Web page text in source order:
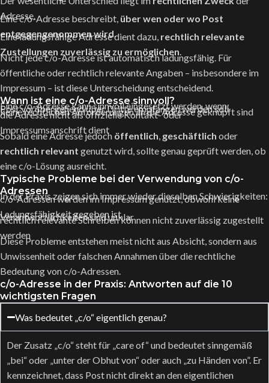
Adresse.
Eine c/o-Adresse beschreibt, über wen oder wo Post
entgegengenommen wird.
Eine ladungsfähige Adresse dient dazu, rechtlich relevante
Zustellungen zuverlässig zu ermöglichen
Nicht jede c/o-Adresse ist automatisch ladungsfähig. Für
öffentliche oder rechtlich relevante Angaben – insbesondere im
Impressum – ist diese Unterscheidung entscheidend.
Wann ist eine c/o-Adresse sinnvoll?
Eine c/o-Adresse kann sinnvoll eingesetzt werden, wenn:
Post vorübergehend über Dritte empfangen werden soll
keine rechtlichen Anforderungen an die Adresse geknüpft sind
die Adresse nicht als offizielle Kontakt- oder
Impressumsanschrift dient
Sobald eine Adresse jedoch öffentlich geschäftlich oder
rechtlich relevant genutzt wird, sollte genau geprüft werden, ob
eine c/o-Lösung ausreicht.
Typische Probleme bei der Verwendung von c/o-
Adressen
In der Praxis zeigen sich immer wieder dieselben Schwierigkeiten:
c/o-Adressen werden im Impressum genutzt, obwohl keine
Ladungsfähigkeit gegeben ist
Verantwortlichkeiten sind unklar
rechtlich relevante Schreiben können nicht zuverlässig zugestellt
werden
Diese Probleme entstehen meist nicht aus Absicht, sondern aus
Unwissenheit oder falschen Annahmen über die rechtliche
Bedeutung von c/o-Adressen.
c/o-Adresse in der Praxis: Antworten auf die 10
wichtigsten Fragen
Was bedeutet „c/o“ eigentlich genau?
Der Zusatz „c/o“ steht für „care of“ und bedeutet sinngemäß
„bei“ oder „unter der Obhut von“ oder auch „zu Händen von”. Er
kennzeichnet, dass Post nicht direkt an den eigentlichen